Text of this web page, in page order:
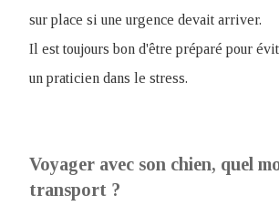
sur place si une urgence devait arriver.
Il est toujours bon d'être préparé pour
un praticien dans le stress.
Voyager avec son chien, quel
transport ?